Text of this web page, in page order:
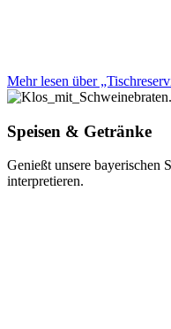
Mehr lesen über
Speisen & Getränke
Genießt unsere bayerischen
interpretieren.